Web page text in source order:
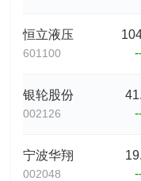
恒立液压
601100
银轮股份
002126
宁波华翔
002048